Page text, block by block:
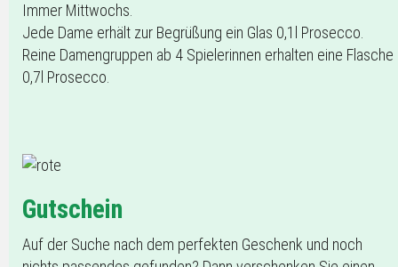
Immer Mittwochs.
Jede Dame erhält zur Begrüßung ein Glas 0,1l Prosecco.
Reine Damengruppen ab 4 Spielerinnen erhalten eine Flasche
0,7l Prosecco.
Gutschein
Auf der Suche nach dem perfekten Geschenk und noch